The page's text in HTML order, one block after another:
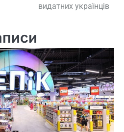
видатних українців